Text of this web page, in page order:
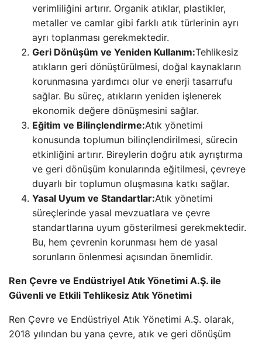
verimliliğini artırır. Organik atıklar, plastikler,
metaller ve camlar gibi farklı atık türlerinin ayrı
ayrı toplanması gerekmektedir.
Geri Dönüşüm ve Yeniden Kullanım:Tehlikesiz
atıkların geri dönüştürülmesi, doğal kaynakların
korunmasına yardımcı olur ve enerji tasarrufu
sağlar. Bu süreç, atıkların yeniden işlenerek
ekonomik değere dönüşmesini sağlar.
Eğitim ve Bilinçlendirme:Atık yönetimi
konusunda toplumun bilinçlendirilmesi, sürecin
etkinliğini artırır. Bireylerin doğru atık ayrıştırma
ve geri dönüşüm konularında eğitilmesi, çevreye
duyarlı bir toplumun oluşmasına katkı sağlar.
Yasal Uyum ve Standartlar:Atık yönetimi
süreçlerinde yasal mevzuatlara ve çevre
standartlarına uyum gösterilmesi gerekmektedir.
Bu, hem çevrenin korunması hem de yasal
sorunların önlenmesi açısından önemlidir.
Ren Çevre ve Endüstriyel Atık Yönetimi A.Ş. ile
Güvenli ve Etkili Tehlikesiz Atık Yönetimi
Ren Çevre ve Endüstriyel Atık Yönetimi A.Ş. olarak,
2018 yılından bu yana çevre, atık ve geri dönüşüm